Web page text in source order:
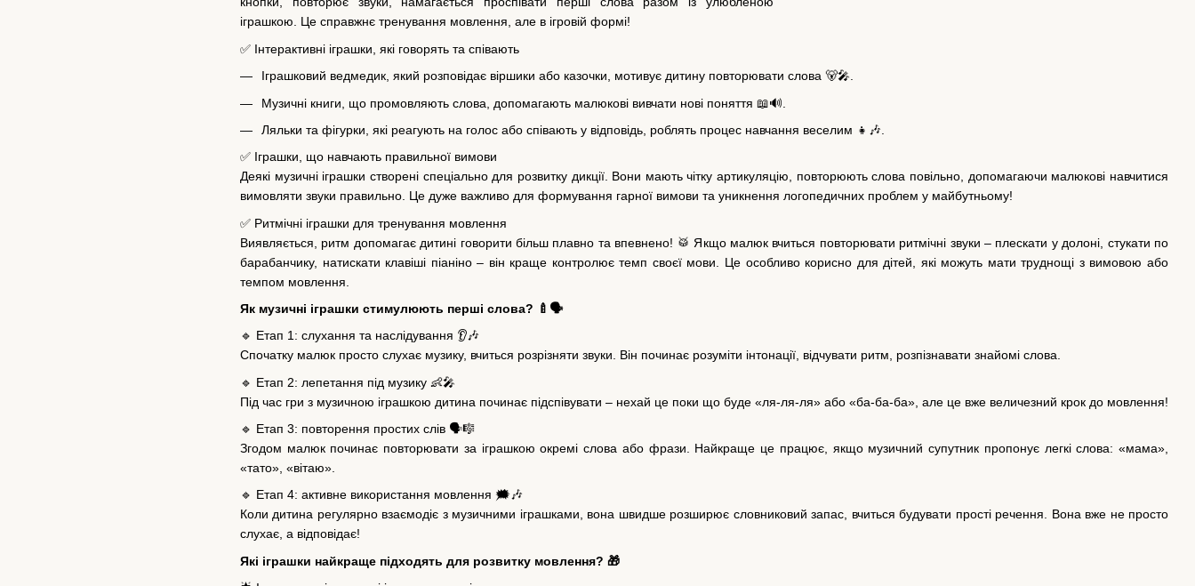
іграшкою. Це справжнє тренування мовлення, але в ігровій формі!
✅ Інтерактивні іграшки, які говорять та співають
Іграшковий ведмедик, який розповідає віршики або казочки, мотивує дитину повторювати слова 🐻🎤.
Музичні книги, що промовляють слова, допомагають малюкові вивчати нові поняття 📖🔊.
Ляльки та фігурки, які реагують на голос або співають у відповідь, роблять процес навчання веселим 👧🎶.
✅ Іграшки, що навчають правильної вимови
Деякі музичні іграшки створені спеціально для розвитку дикції. Вони мають чітку артикуляцію, повторюють слова повільно, допомагаючи малюкові навчитися
вимовляти звуки правильно. Це дуже важливо для формування гарної вимови та уникнення логопедичних проблем у майбутньому!
✅ Ритмічні іграшки для тренування мовлення
Виявляється, ритм допомагає дитині говорити більш плавно та впевнено! 🥁 Якщо малюк вчиться повторювати ритмічні звуки – плескати у долоні, стукати по
барабанчику, натискати клавіші піаніно – він краще контролює темп своєї мови. Це особливо корисно для дітей, які можуть мати труднощі з вимовою або
темпом мовлення.
Як музичні іграшки стимулюють перші слова? 🍼🗣️
🔹 Етап 1: слухання та наслідування 👂🎶
Спочатку малюк просто слухає музику, вчиться розрізняти звуки. Він починає розуміти інтонації, відчувати ритм, розпізнавати знайомі слова.
🔹 Етап 2: лепетання під музику 👶🎤
Під час гри з музичною іграшкою дитина починає підспівувати – нехай це поки що буде «ля-ля-ля» або «ба-ба-ба», але це вже величезний крок до мовлення!
🔹 Етап 3: повторення простих слів 🗣️🎼
Згодом малюк починає повторювати за іграшкою окремі слова або фрази. Найкраще це працює, якщо музичний супутник пропонує легкі слова: «мама»,
«тато», «вітаю».
🔹 Етап 4: активне використання мовлення 🗯️🎶
Коли дитина регулярно взаємодіє з музичними іграшками, вона швидше розширює словниковий запас, вчиться будувати прості речення. Вона вже не просто
слухає, а відповідає!
Які іграшки найкраще підходять для розвитку мовлення? 🎁